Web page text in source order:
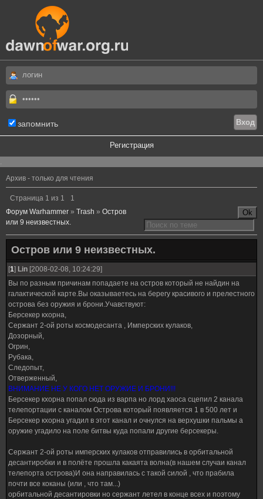
запомнить
Регистрация
.
Архив - только для чтения
Страница 1 из 1
1
Форум Warhammer » Trash » Остров
или 9 неизвестных.
Остров или 9 неизвестных.
[1] Lin [2008-02-08, 10:24:29]
Вы по разным причинам попадаете на остров который не найдин на
галактической карте.Вы оказываетесь на берегу красивого и прелестного
острова без оружия и брони.Учавствуют:
Берсекер кхорна,
Сержант 2-ой роты космодесанта , Имперских кулаков,
Дозорный,
Огрин,
Рубака,
Следопыт,
Отверженный,
ВНИМАНИЕ НЕ У КОГО НЕТ ОРУЖИЕ И БРОНИ!!!
Берсекер кхорна попал сюда из варпа но лорд хаоса сцепил 2 канала
телепортации с каналом Острова который появляется 1 в 500 лет и
Берсекер кхорна угадил в этот канал и очнулся на верхушки пальмы а
оружие угадило на поле битвы куда попали другие берсекеры.
Сержант 2-ой роты имперских кулаков отправились в орбитальной
десантиробки и в полёте прошла какаята волна(в нашем случаи канал
телепорта острова)И она направилась с такой силой , что прабила
почти все коканы (или , что там...)
орбитальной десантировки но сержант летел в конце всех и поэтому